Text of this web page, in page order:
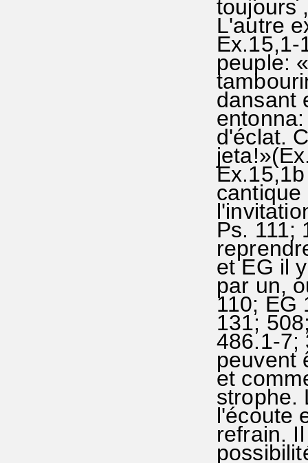
toujours
L'autre
Ex.15,1-
peuple:
dansant
d'éclat.
cantique
Ps. 111;
et EG il
par un,
110; EG
131;
486.1-7;
peuvent
et
strophe.
l'écoute
refrain.